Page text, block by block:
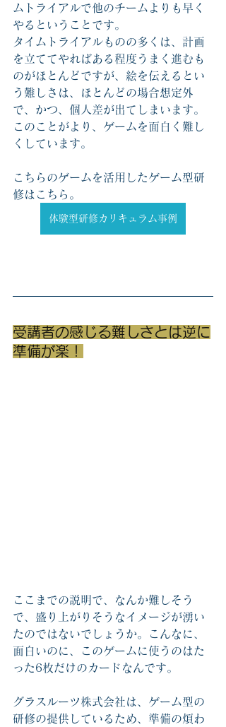
ムトライアルで他のチームよりも早く
やるということです。
タイムトライアルものの多くは、計画
を立ててやればある程度うまく進むも
のがほとんどですが、絵を伝えるとい
う難しさは、ほとんどの場合想定外
で、かつ、個人差が出てしまいます。
このことがより、ゲームを面白く難し
くしています。
こちらのゲームを活用したゲーム型研
修はこちら。
体験型研修カリキュラム事例
受講者の感じる難しさとは逆に
準備が楽！
ここまでの説明で、なんか難しそう
で、盛り上がりそうなイメージが湧い
たのではないでしょうか。こんなに、
面白いのに、このゲームに使うのはた
った6枚だけのカードなんです。
グラスルーツ株式会社は、ゲーム型の
研修の提供しているため、準備の煩わ